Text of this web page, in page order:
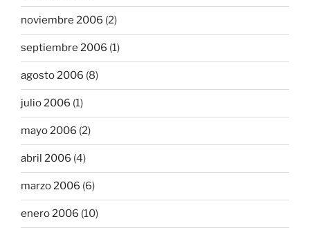
noviembre 2006 (2)
septiembre 2006 (1)
agosto 2006 (8)
julio 2006 (1)
mayo 2006 (2)
abril 2006 (4)
marzo 2006 (6)
enero 2006 (10)